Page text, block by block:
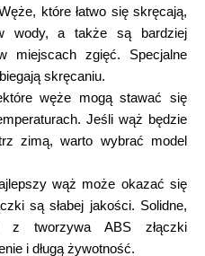
które łatwo się skręcają,
wody, a także są bardziej
miejscach zgięć. Specjalne
skręcaniu.
węże mogą stawać się
Jeśli wąż będzie
zimą, warto wybrać model
wąż może okazać się
są słabej jakości. Solidne,
z tworzywa ABS złączki
i długą żywotność.